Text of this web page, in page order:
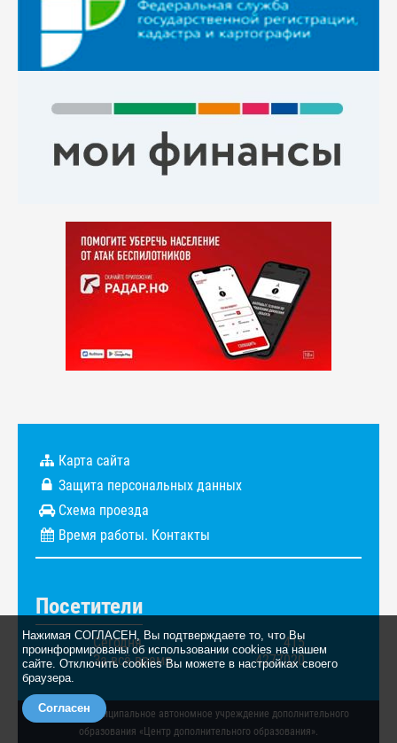
Нажимая СОГЛАСЕН, Вы подтверждаете то, что Вы
проинформированы об использовании cookies на нашем
сайте. Отключить cookies Вы можете в настройках своего
браузера.
Согласен
Карта сайта
Защита персональных данных
Схема проезда
Время работы. Контакты
Посетители
Сегодня
415
За всё время
4277020
© 2026. Муниципальное автономное учреждение дополнительного
образования «Центр дополнительного образования».